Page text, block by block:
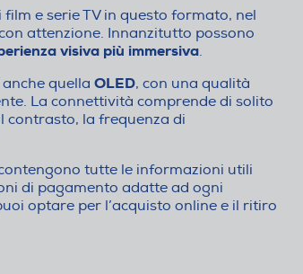
e serie TV in questo formato, nel
attenzione. Innanzitutto possono
visiva più immersiva.
quella OLED, con una qualità
La connettività comprende di solito
contrasto, la frequenza di
tutte le informazioni utili
di pagamento adatte ad ogni
optare per l’acquisto online e il ritiro